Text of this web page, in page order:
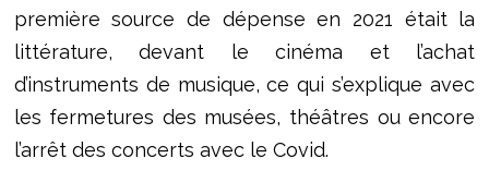
première source de dépense en 2021 était la
littérature, devant le cinéma et l’achat
d’instruments de musique, ce qui s’explique avec
les fermetures des musées, théâtres ou encore
l’arrêt des concerts avec le Covid.